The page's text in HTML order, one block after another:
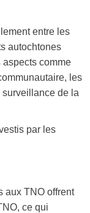
entre les
autochtones
aspects comme
les
de la
par les
aux TNO offrent
ce qui